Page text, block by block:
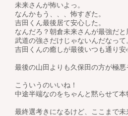
未来さんが怖いよっ。
なんかもう、、、怖すぎた。
吉田くん最後居て安心した。
なんだろ？朝倉未来さんが最強だ
武道の強さだけじゃないんだなって
吉田くんの癒しが最後いつも通り安
最後の山田よりも久保田の方が極
こういうのいいね！
中途半端なのをちゃんと黙らせて本
最終選考きになるけど、ここまで